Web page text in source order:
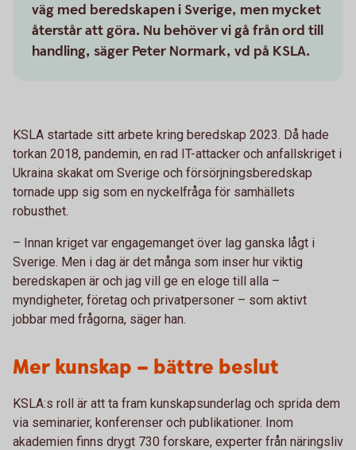
väg med beredskapen i Sverige, men mycket
återstår att göra. Nu behöver vi gå från ord till
handling, säger Peter Normark, vd på KSLA.
KSLA startade sitt arbete kring beredskap 2023. Då hade
torkan 2018, pandemin, en rad IT-attacker och anfallskriget i
Ukraina skakat om Sverige och försörjningsberedskap
tornade upp sig som en nyckelfråga för samhällets
robusthet.
– Innan kriget var engagemanget över lag ganska lågt i
Sverige. Men i dag är det många som inser hur viktig
beredskapen är och jag vill ge en eloge till alla –
myndigheter, företag och privatpersoner – som aktivt
jobbar med frågorna, säger han.
Mer kunskap – bättre beslut
KSLA:s roll är att ta fram kunskapsunderlag och sprida dem
via seminarier, konferenser och publikationer. Inom
akademien finns drygt 730 forskare, experter från näringsliv